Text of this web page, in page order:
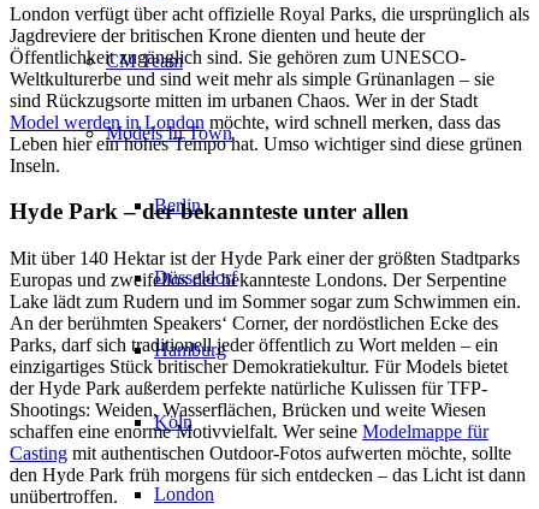
CM Team
Models In Town
Berlin
Düsseldorf
Hamburg
Köln
London
London verfügt über acht offizielle Royal Parks, die ursprünglich als
Jagdreviere der britischen Krone dienten und heute der
Öffentlichkeit zugänglich sind. Sie gehören zum UNESCO-
Weltkulturerbe und sind weit mehr als simple Grünanlagen – sie
sind Rückzugsorte mitten im urbanen Chaos. Wer in der Stadt
Model werden in London möchte, wird schnell merken, dass das
Leben hier ein hohes Tempo hat. Umso wichtiger sind diese grünen
Inseln.
Hyde Park – der bekannteste unter allen
Mit über 140 Hektar ist der Hyde Park einer der größten Stadtparks
Europas und zweifellos der bekannteste Londons. Der Serpentine
Lake lädt zum Rudern und im Sommer sogar zum Schwimmen ein.
An der berühmten Speakers‘ Corner, der nordöstlichen Ecke des
Parks, darf sich traditionell jeder öffentlich zu Wort melden – ein
einzigartiges Stück britischer Demokratiekultur. Für Models bietet
der Hyde Park außerdem perfekte natürliche Kulissen für TFP-
Shootings: Weiden, Wasserflächen, Brücken und weite Wiesen
schaffen eine enorme Motivvielfalt. Wer seine Modelmappe für
Casting mit authentischen Outdoor-Fotos aufwerten möchte, sollte
den Hyde Park früh morgens für sich entdecken – das Licht ist dann
unübertroffen.